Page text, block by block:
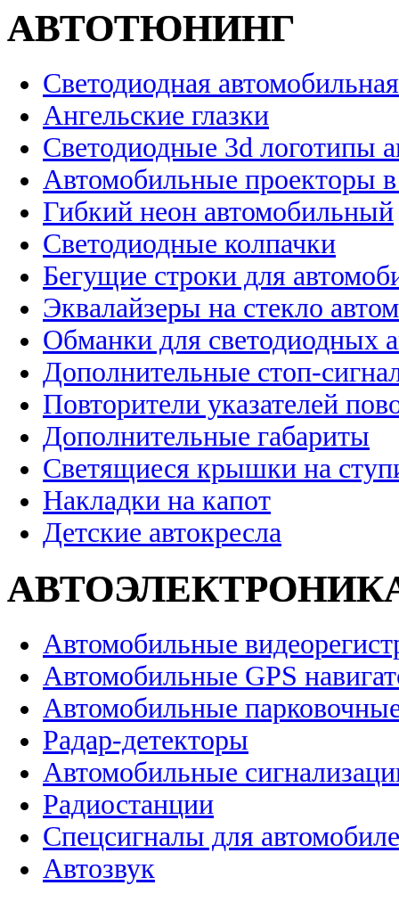
АВТОТЮНИНГ
Светодиодная
Ангельские глазки
Светодиодные 3d логотипы
Автомобильные проекторы
Гибкий неон автомобильный
Светодиодные колпачки
Бегущие строки для
Эквалайзеры на стекло
Обманки для светодиодных
Дополнительные стоп-
Повторители указателей
Дополнительные габариты
Светящиеся крышки на
Накладки на капот
Детские автокресла
Автомобильные
Автомобильные GPS
Автомобильные
Радар-детекторы
Автомобильные
Радиостанции
Спецсигналы для
Автозвук